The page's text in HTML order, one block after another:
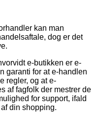
kan man
dog er det
e-butikken er e-
garanti for at e-handlen
regler, og at e-
af fagfolk der mestrer de
for support, ifald
din shopping.